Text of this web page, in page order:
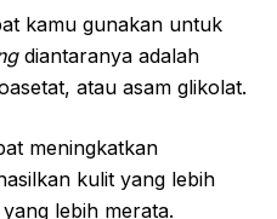
kamu gunakan untuk
diantaranya adalah
atau asam glikolat.
meningkatkan
kulit yang lebih
lebih merata.